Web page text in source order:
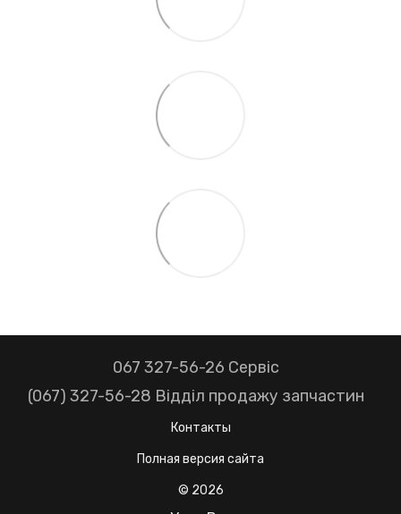
067 327-56-26 Сервіс
(067) 327-56-28 Відділ продажу запчастин
Контакты
Полная версия сайта
© 2026